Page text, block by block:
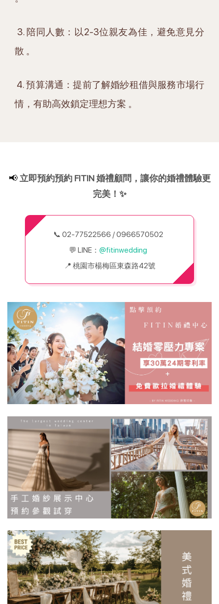
3. 陪同人數：以2-3位親友為佳，避免意見分
散 。
4. 預算溝通：提前了解婚紗租借與服務市場行
情，有助高效鎖定理想方案 。
📢 立即預約預約 FITIN 婚禮顧問，讓你的婚禮體驗更
完美！✨
📞 02-77522566 / 0966570502
💬 LINE： @fitinwedding
📍 桃園市楊梅區東森路42號